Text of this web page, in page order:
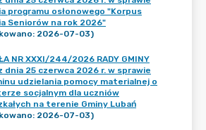
programu osłonowego "Korpus
Seniorów na rok 2026"
2026-07-03)
NR XXXI/244/2026 RADY GMINY
dnia 25 czerwca 2026 r. w sprawie
udzielania pomocy materialnej o
socjalnym dla uczniów
na terenie Gminy Lubań
2026-07-03)